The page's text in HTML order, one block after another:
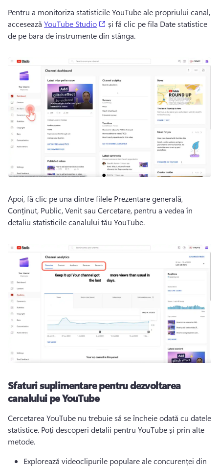
Pentru a monitoriza statisticile YouTube ale propriului canal,
accesează YouTube Studio (opens in a new tab)
și fă clic pe fila Date statistice
de pe bara de instrumente din stânga.
Apoi, fă clic pe una dintre filele Prezentare generală,
Conținut, Public, Venit sau Cercetare, pentru a vedea în
detaliu statisticile canalului tău YouTube.
Sfaturi suplimentare pentru dezvoltarea
canalului pe YouTube
Cercetarea YouTube nu trebuie să se încheie odată cu datele
statistice. Poți descoperi detalii pentru YouTube și prin alte
metode.
Explorează videoclipurile populare ale concurenței din